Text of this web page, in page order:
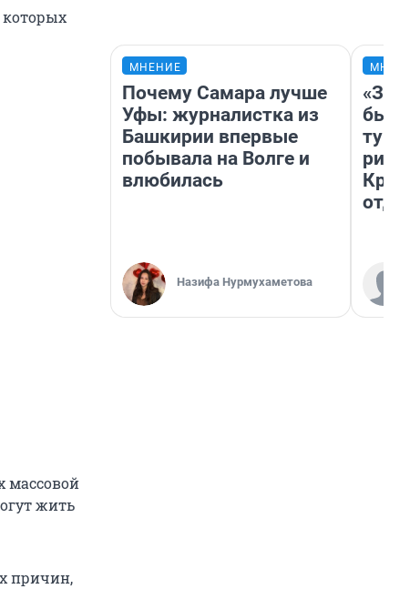
которых
массовой
жить
причин,
МНЕНИЕ
Почему Самара лучше
Уфы: журналистка из
Башкирии впервые
побывала на Волге и
влюбилась
Назифа Нурмухаметова
«За
были
Крым